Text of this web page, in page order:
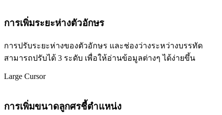
การเพิ่มระยะห่างตัวอักษร
การปรับระยะห่างของตัวอักษร และช่องว่างระหว่างบรรทัด
สามารถปรับได้ 3 ระดับ เพื่อให้อ่านข้อมูลต่างๆ ได้ง่ายขึ้น
Large Cursor
การเพิ่มขนาดลูกศรชี้ตำแหน่ง